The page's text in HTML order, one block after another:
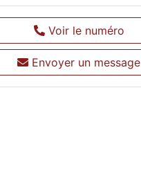
Voir le numéro
Envoyer un message